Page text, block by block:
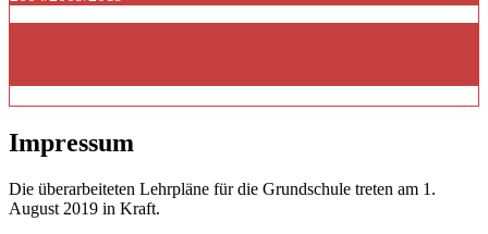
Impressum
Die überarbeiteten Lehrpläne für die Grundschule treten am 1.
August 2019 in Kraft.